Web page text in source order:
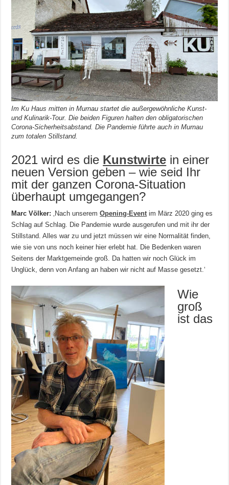
Im Ku Haus mitten in Murnau startet die außergewöhnliche Kunst-
und Kulinarik-Tour. Die beiden Figuren halten den obligatorischen
Corona-Sicherheitsabstand. Die Pandemie führte auch in Murnau
zum totalen Stillstand.
2021 wird es die Kunstwirte in einer
neuen Version geben – wie seid Ihr
mit der ganzen Corona-Situation
überhaupt umgegangen?
Marc Völker: ‚Nach unseremOpening-Eventim März 2020 ging es
Schlag auf Schlag. Die Pandemie wurde ausgerufen und mit ihr der
Stillstand. Alles war zu und jetzt müssen wir eine Normalität finden,
wie sie von uns noch keiner hier erlebt hat. Die Bedenken waren
Seitens der Marktgemeinde groß. Da hatten wir noch Glück im
Unglück, denn von Anfang an haben wir nicht auf Masse gesetzt.‘
Wie
groß
ist das